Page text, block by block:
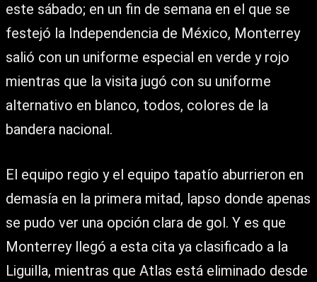
este sábado; en un fin de semana en el que se
festejó la Independencia de México, Monterrey
salió con un uniforme especial en verde y rojo
mientras que la visita jugó con su uniforme
alternativo en blanco, todos, colores de la
bandera nacional.
El equipo regio y el equipo tapatío aburrieron en
demasía en la primera mitad, lapso donde apenas
se pudo ver una opción clara de gol. Y es que
Monterrey llegó a esta cita ya clasificado a la
Liguilla, mientras que Atlas está eliminado desde